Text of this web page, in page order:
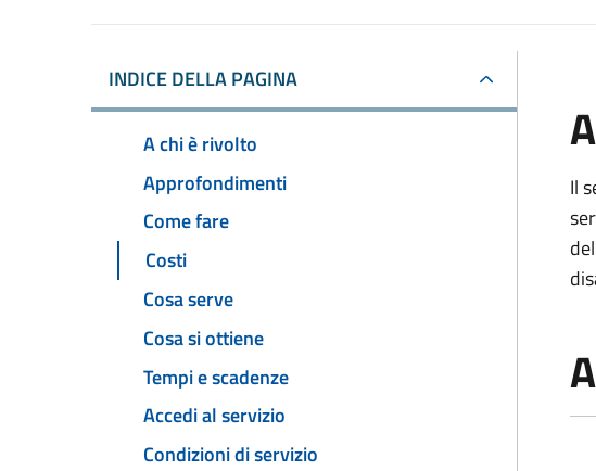
INDICE DELLA PAGINA
A chi è rivolto
Approfondimenti
Come fare
Costi
Cosa serve
Cosa si ottiene
Tempi e scadenze
Accedi al servizio
Condizioni di servizio
Il